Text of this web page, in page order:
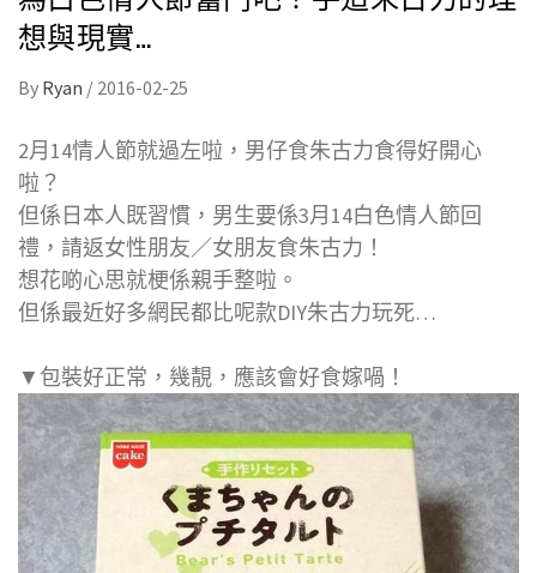
想與現實…
By Ryan / 2016-02-25
2月14情人節就過左啦，男仔食朱古力食得好開心
啦？
但係日本人既習慣，男生要係3月14白色情人節回
禮，請返女性朋友／女朋友食朱古力！
想花啲心思就梗係親手整啦。
但係最近好多網民都比呢款DIY朱古力玩死…
▼包裝好正常，幾靚，應該會好食嫁喎！